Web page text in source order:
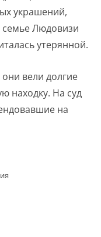
украшений,
семье Людовизи
утерянной.
вели долгие
находку. На суд
на